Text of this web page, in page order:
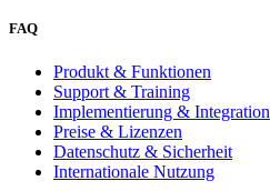
FAQ
Produkt & Funktionen
Support & Training
Implementierung & Integration
Preise & Lizenzen
Datenschutz & Sicherheit
Internationale Nutzung